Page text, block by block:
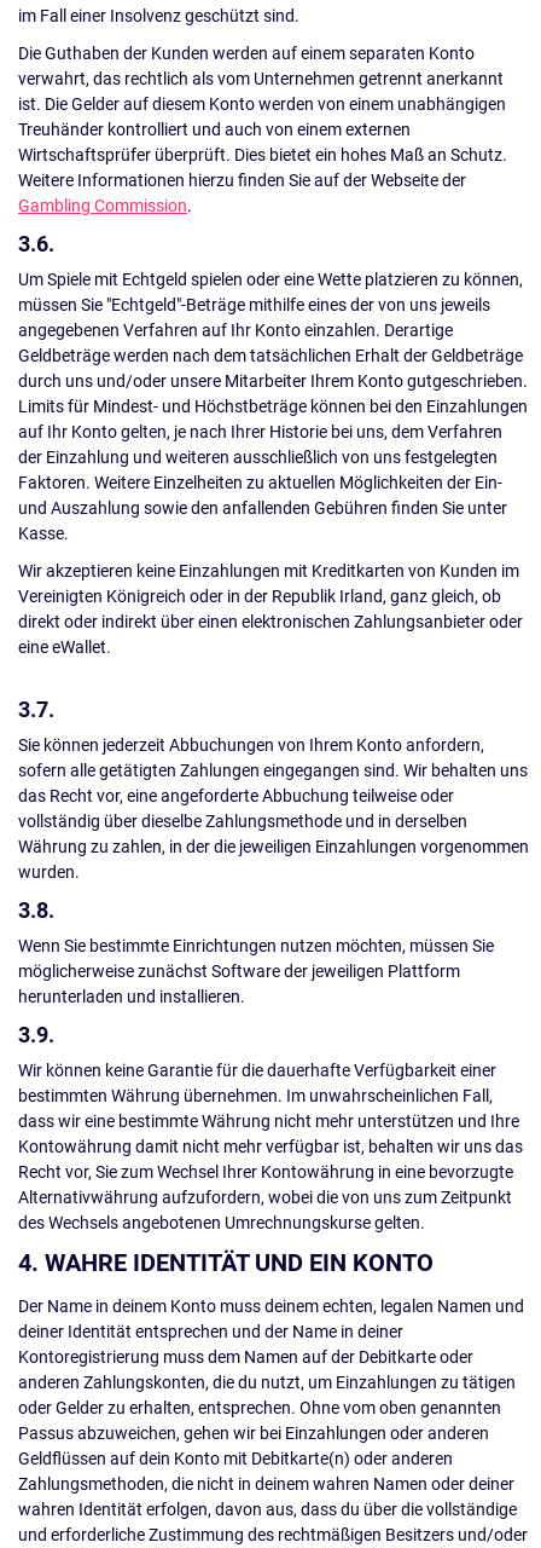
im Fall einer Insolvenz geschützt sind.
Die Guthaben der Kunden werden auf einem separaten Konto
verwahrt, das rechtlich als vom Unternehmen getrennt anerkannt
ist. Die Gelder auf diesem Konto werden von einem unabhängigen
Treuhänder kontrolliert und auch von einem externen
Wirtschaftsprüfer überprüft. Dies bietet ein hohes Maß an Schutz.
Weitere Informationen hierzu finden Sie auf der Webseite der
Gambling Commission.
3.6.
Um Spiele mit Echtgeld spielen oder eine Wette platzieren zu können,
müssen Sie "Echtgeld"-Beträge mithilfe eines der von uns jeweils
angegebenen Verfahren auf Ihr Konto einzahlen. Derartige
Geldbeträge werden nach dem tatsächlichen Erhalt der Geldbeträge
durch uns und/oder unsere Mitarbeiter Ihrem Konto gutgeschrieben.
Limits für Mindest- und Höchstbeträge können bei den Einzahlungen
auf Ihr Konto gelten, je nach Ihrer Historie bei uns, dem Verfahren
der Einzahlung und weiteren ausschließlich von uns festgelegten
Faktoren. Weitere Einzelheiten zu aktuellen Möglichkeiten der Ein-
und Auszahlung sowie den anfallenden Gebühren finden Sie unter
Kasse.
Wir akzeptieren keine Einzahlungen mit Kreditkarten von Kunden im
Vereinigten Königreich oder in der Republik Irland, ganz gleich, ob
direkt oder indirekt über einen elektronischen Zahlungsanbieter oder
eine eWallet.
3.7.
Sie können jederzeit Abbuchungen von Ihrem Konto anfordern,
sofern alle getätigten Zahlungen eingegangen sind. Wir behalten uns
das Recht vor, eine angeforderte Abbuchung teilweise oder
vollständig über dieselbe Zahlungsmethode und in derselben
Währung zu zahlen, in der die jeweiligen Einzahlungen vorgenommen
wurden.
3.8.
Wenn Sie bestimmte Einrichtungen nutzen möchten, müssen Sie
möglicherweise zunächst Software der jeweiligen Plattform
herunterladen und installieren.
3.9.
Wir können keine Garantie für die dauerhafte Verfügbarkeit einer
bestimmten Währung übernehmen. Im unwahrscheinlichen Fall,
dass wir eine bestimmte Währung nicht mehr unterstützen und Ihre
Kontowährung damit nicht mehr verfügbar ist, behalten wir uns das
Recht vor, Sie zum Wechsel Ihrer Kontowährung in eine bevorzugte
Alternativwährung aufzufordern, wobei die von uns zum Zeitpunkt
des Wechsels angebotenen Umrechnungskurse gelten.
4. WAHRE IDENTITÄT UND EIN KONTO
Der Name in deinem Konto muss deinem echten, legalen Namen und
deiner Identität entsprechen und der Name in deiner
Kontoregistrierung muss dem Namen auf der Debitkarte oder
anderen Zahlungskonten, die du nutzt, um Einzahlungen zu tätigen
oder Gelder zu erhalten, entsprechen. Ohne vom oben genannten
Passus abzuweichen, gehen wir bei Einzahlungen oder anderen
Geldflüssen auf dein Konto mit Debitkarte(n) oder anderen
Zahlungsmethoden, die nicht in deinem wahren Namen oder deiner
wahren Identität erfolgen, davon aus, dass du über die vollständige
und erforderliche Zustimmung des rechtmäßigen Besitzers und/oder